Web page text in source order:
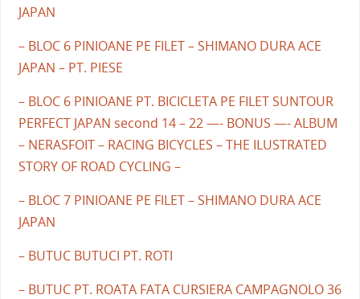
JAPAN
– BLOC 6 PINIOANE PE FILET – SHIMANO DURA ACE
JAPAN – PT. PIESE
– BLOC 6 PINIOANE PT. BICICLETA PE FILET SUNTOUR
PERFECT JAPAN second 14 – 22 —- BONUS —- ALBUM
– NERASFOIT – RACING BICYCLES – THE ILUSTRATED
STORY OF ROAD CYCLING –
– BLOC 7 PINIOANE PE FILET – SHIMANO DURA ACE
JAPAN
– BUTUC BUTUCI PT. ROTI
– BUTUC PT. ROATA FATA CURSIERA CAMPAGNOLO 36